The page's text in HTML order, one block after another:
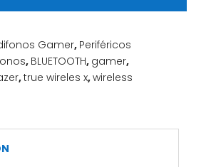
Gamer, Periféricos
, BLUETOOTH, gamer,
,true wireles x,wireless